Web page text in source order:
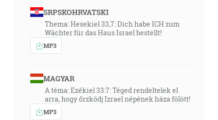
SRPSKOHRVATSKI
Thema: Hesekiel 33,7: Dich habe ICH zum
Wächter für das Haus Israel bestellt!
MP3
MAGYAR
A téma: Ezékiel 33:7: Téged rendeltelek el
arra, hogy őrzködj Izrael népének háza fölött!
MP3